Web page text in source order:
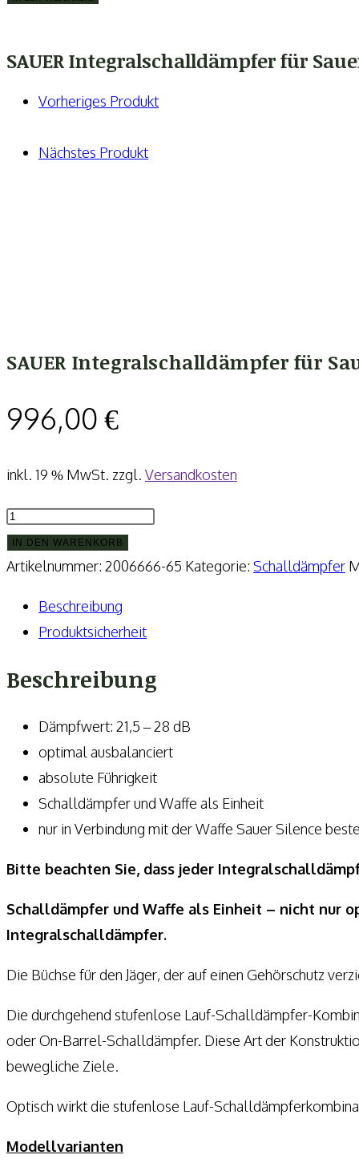
Silence
Menge
SAUER Integralschalldämpfer für
Vorheriges Produkt
Nächstes Produkt
SAUER Integralschalldämpfer für
996,00 €
inkl. 19 % MwSt. zzgl. Versandkosten
SAUER
Integralschalldämpfer
für
Silence
Menge
IN DEN WARENKORB
Artikelnummer: 2006666-65 Kategorie: Schalldämpfer
Beschreibung
Produktsicherheit
Beschreibung
Dämpfwert: 21,5 – 28 dB
optimal ausbalanciert
absolute Führigkeit
Schalldämpfer und Waffe als Einheit
nur in Verbindung mit der Waffe Sauer Silence
Bitte beachten Sie, dass jeder
Schalldämpfer und Waffe als Einheit – nicht nur
Integralschalldämpfer.
Die Büchse für den Jäger, der auf einen Gehörschutz
Die durchgehend stufenlose Lauf-Schalldämpfer-
oder On-Barrel-Schalldämpfer. Diese Art der
bewegliche Ziele.
Optisch wirkt die stufenlose Lauf-
Modellvarianten